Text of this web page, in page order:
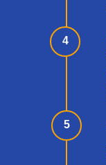
4
5